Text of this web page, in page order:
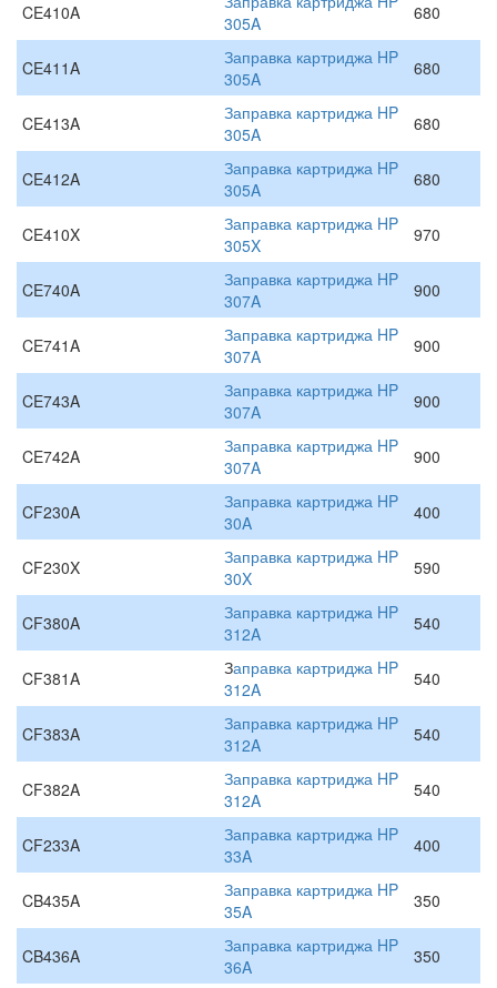
CE410A
305A
680
CE411A
Заправка картриджа HP
305A
680
CE413A
Заправка картриджа HP
305A
680
CE412A
Заправка картриджа HP
305A
680
CE410X
Заправка картриджа HP
305X
970
CE740A
Заправка картриджа HP
307A
900
CE741A
Заправка картриджа HP
307A
900
CE743A
Заправка картриджа HP
307A
900
CE742A
Заправка картриджа HP
307A
900
CF230A
Заправка картриджа HP
30A
400
CF230X
Заправка картриджа HP
30X
590
CF380A
Заправка картриджа HP
312A
540
CF381A Заправка картриджа HP
312A
540
CF383A
Заправка картриджа HP
312A
540
CF382A
Заправка картриджа HP
312A
540
CF233A
Заправка картриджа HP
33A
400
CB435A
Заправка картриджа HP
35A
350
CB436A
Заправка картриджа HP
36A
350